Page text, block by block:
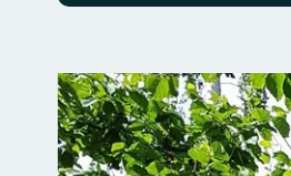
Fotos